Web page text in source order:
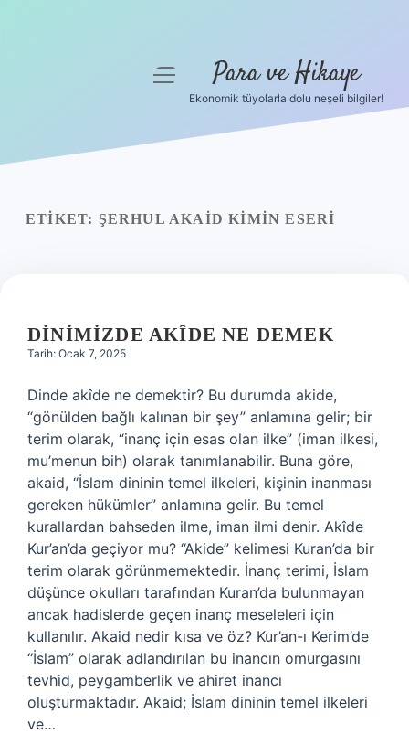
Yasal Uyarı
menüyü
Para ve Hikaye
Ekonomik tüyolarla dolu neşeli bilgiler!
ETIKET: ŞERHUL AKAID KIMIN ESERI
DINIMIZDE AKÎDE NE DEMEK
Tarih: Ocak 7, 2025
Dinde akîde ne demektir? Bu durumda akide,
“gönülden bağlı kalınan bir şey” anlamına gelir; bir
terim olarak, “inanç için esas olan ilke” (iman ilkesi,
mu’menun bih) olarak tanımlanabilir. Buna göre,
akaid, “İslam dininin temel ilkeleri, kişinin inanması
gereken hükümler” anlamına gelir. Bu temel
kurallardan bahseden ilme, iman ilmi denir. Akîde
Kur’an’da geçiyor mu? “Akide” kelimesi Kuran’da bir
terim olarak görünmemektedir. İnanç terimi, İslam
düşünce okulları tarafından Kuran’da bulunmayan
ancak hadislerde geçen inanç meseleleri için
kullanılır. Akaid nedir kısa ve öz? Kur’an-ı Kerim’de
“İslam” olarak adlandırılan bu inancın omurgasını
tevhid, peygamberlik ve ahiret inancı
oluşturmaktadır. Akaid; İslam dininin temel ilkeleri
ve…